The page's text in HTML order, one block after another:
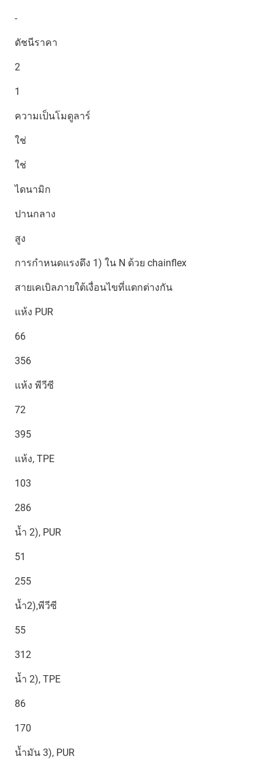
-
ดัชนีราคา
2
1
ความเป็นโมดูลาร์
ใช่
ใช่
ไดนามิก
ปานกลาง
สูง
การกำหนดแรงดึง 1) ใน N ด้วย chainflex
สายเคเบิลภายใต้เงื่อนไขที่แตกต่างกัน
แห้ง PUR
66
356
แห้ง พีวีซี
72
395
แห้ง, TPE
103
286
น้ำ 2), PUR
51
255
น้ำ2),พีวีซี
55
312
น้ำ 2), TPE
86
170
น้ำมัน 3), PUR